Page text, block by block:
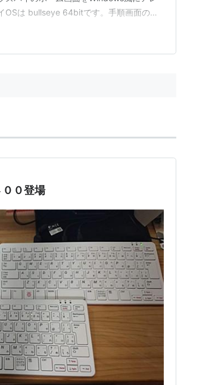
OSは bullseye 64bitです。手順画面の空
。 壁紙をWindowsのものに入れ替える
０登場